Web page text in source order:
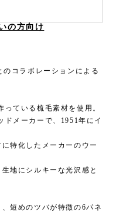
の方向け
コラボレーションによる
ている梳毛素材を使用。
メーカーで、1951年にイ
特化したメーカーのウー
地にシルキーな光沢感と
短めのツバが特徴の6パネ